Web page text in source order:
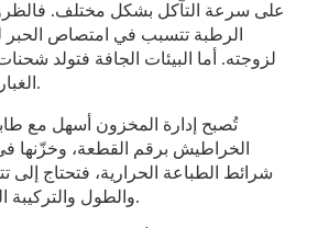
على سرعة التآكل بشكل مختلف.
الرطبة تتسبب في امتصاص الحبر
لزوجته. أما البيئات الجافة فتولد
الغبار إلى الشرائط الحرارية.
تُصبح إدارة المخزون أسهل مع
الخراطيش برقم القطعة، وخزّنها
شرائط الطباعة الحرارية، فتحتاج
والطول والتركيبة المناسبة لمختلف المواد.